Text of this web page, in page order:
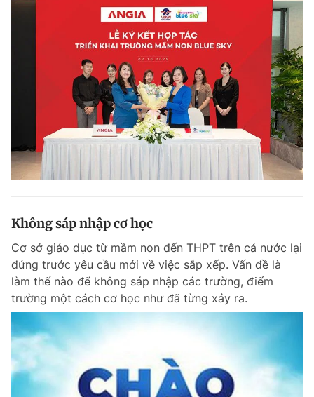
Không sáp nhập cơ học
Cơ sở giáo dục từ mầm non đến THPT trên cả nước lại
đứng trước yêu cầu mới về việc sắp xếp. Vấn đề là
làm thế nào để không sáp nhập các trường, điểm
trường một cách cơ học như đã từng xảy ra.